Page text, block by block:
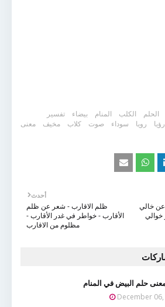
الحلم الكلب المنام بيضاء
تفسير
رؤيا رويا سوداء صوت كلاب مخيف
معنى
أحدث
ظلم الاقارب - شعر عن ظلم
الأقارب - خواطر في غدر الأقارب -
مظلوم من الاقارب
خالي
خوالي
حلم البيض في المنام
December